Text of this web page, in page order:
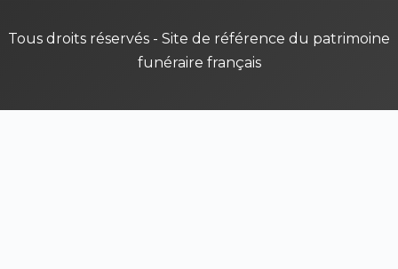
Tous droits réservés - Site de référence du patrimoine
funéraire français